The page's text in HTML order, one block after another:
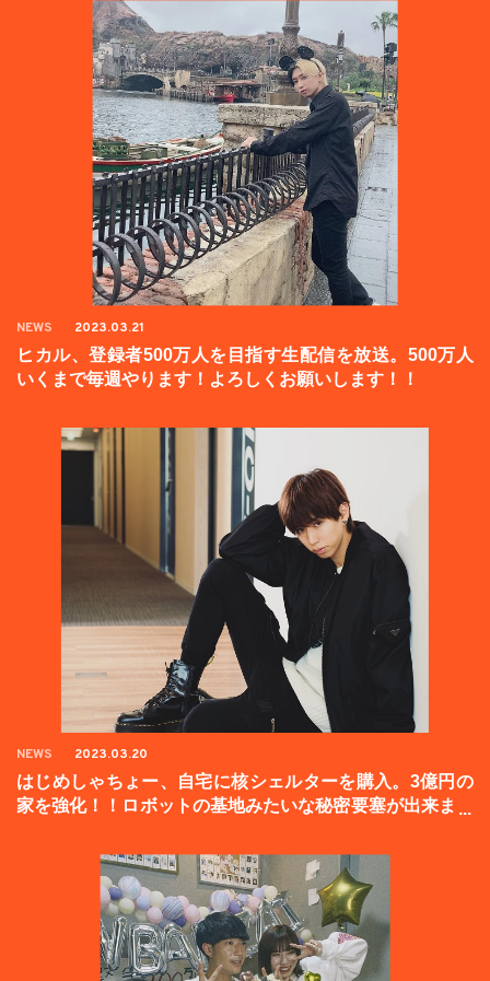
NEWS 2023.03.21
ヒカル、登録者500万人を目指す生配信を放送。500万人
いくまで毎週やります！よろしくお願いします！！
NEWS 2023.03.20
はじめしゃちょー、自宅に核シェルターを購入。3億円の
家を強化！！ロボットの基地みたいな秘密要塞が出来まし